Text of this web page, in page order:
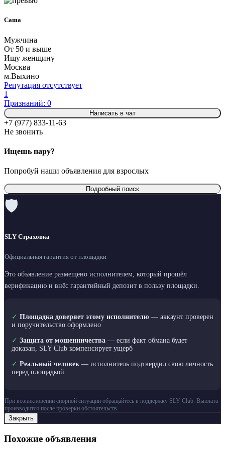
Саша
Мужчина
От 50 и выше
Ищу женщину
Москва
м.Выхино
Репутация отсутствует
1
Признаний: 0
Написать в чат
+7 (977) 833-11-63
Не звонить
Ищешь пару?
Попробуй наши объявления для взрослых
Подробный поиск
🛡
SLY Страховка
Официальная гарантия от площадки
Это объявление размещено исполнителем, который прошёл
верификацию и внёс гарантийный депозит в пользу площадки.
✓ Площадка доверяет этому исполнителю — аккаунт проверен
и поручительство оформлено
✓ Защита от мошенничества — если факт обмана будет
доказан, SLY Club компенсирует ущерб
✓ Реальный человек — исполнитель подтвердил свою личность
перед площадкой
При возникновении спорной ситуации обращайтесь в поддержку SLY Club. Выплата
производится после проверки обстоятельств.
Закрыть
Похожие объявления